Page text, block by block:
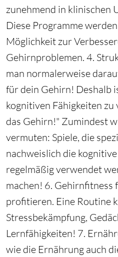
zunehmend in klinischen
Diese Programme
Möglichkeit zur
Gehirnproblemen. 4.
man normalerweise
für dein Gehirn! Deshalb
kognitiven Fähigkeiten
das Gehirn!" Zumindest
vermuten: Spiele, die
nachweislich die
regelmäßig verwendet
machen! 6.
profitieren. Eine Routine
Stressbekämpfung,
Lernfähigkeiten! 7.
wie die Ernährung auch